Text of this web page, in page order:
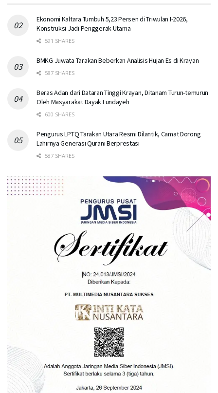
Ekonomi Kaltara Tumbuh 5,23 Persen di Triwulan I-2026,
Konstruksi Jadi Penggerak Utama
591 SHARES
BMKG Juwata Tarakan Beberkan Analisis Hujan Es di Krayan
587 SHARES
Beras Adan dari Dataran Tinggi Krayan, Ditanam Turun-temurun
Oleh Masyarakat Dayak Lundayeh
600 SHARES
Pengurus LPTQ Tarakan Utara Resmi Dilantik, Camat Dorong
Lahirnya Generasi Qurani Berprestasi
587 SHARES